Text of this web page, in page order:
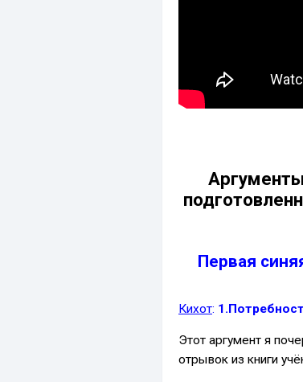
Первая
Кихот:
Этот аргумент я
отрывок из книги